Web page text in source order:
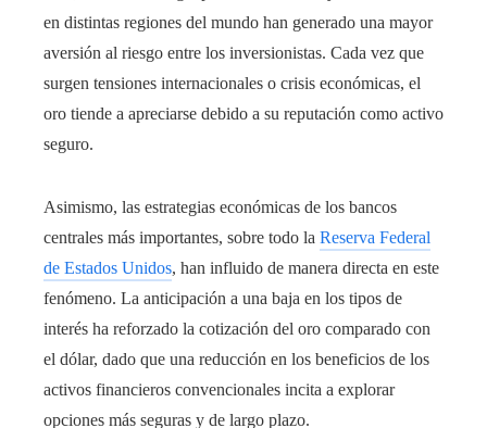
en distintas regiones del mundo han generado una mayor
aversión al riesgo entre los inversionistas. Cada vez que
surgen tensiones internacionales o crisis económicas, el
oro tiende a apreciarse debido a su reputación como activo
seguro.
Asimismo, las estrategias económicas de los bancos
centrales más importantes, sobre todo la Reserva Federal
de Estados Unidos, han influido de manera directa en este
fenómeno. La anticipación a una baja en los tipos de
interés ha reforzado la cotización del oro comparado con
el dólar, dado que una reducción en los beneficios de los
activos financieros convencionales incita a explorar
opciones más seguras y de largo plazo.